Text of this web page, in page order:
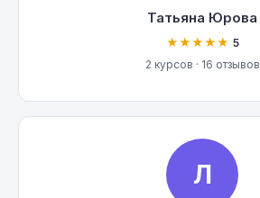
Татьяна Юрова
★★★★★ 5
2 курсов · 16 отзывов
Л